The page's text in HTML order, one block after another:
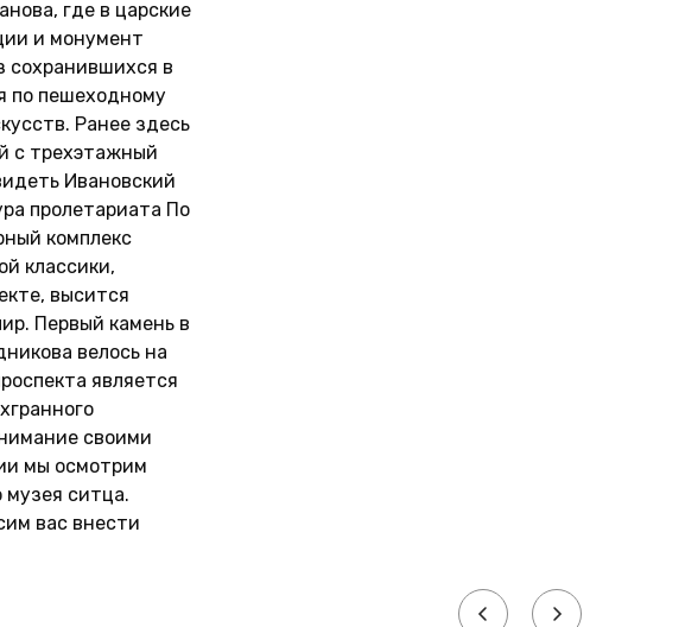
где в царские
и монумент
сохранившихся в
по пешеходному
Ранее здесь
с трехэтажный
Ивановский
пролетариата По
комплекс
классики,
высится
Первый камень в
велось на
является
своими
мы осмотрим
ситца.
вас внести